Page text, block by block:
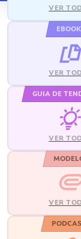
VER
VER
GUIA DE
VER
VER